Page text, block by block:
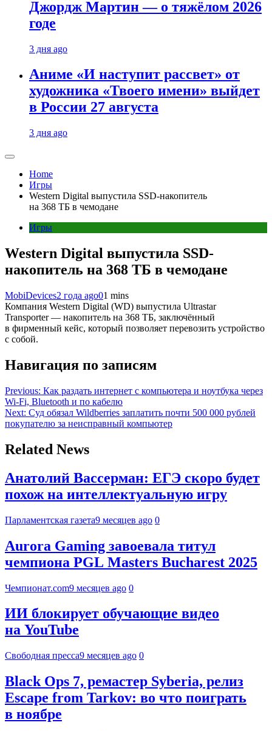
Джордж Мартин — о тяжёлом 2026
годе
3 дня ago
Аниме «И наступит рассвет» от
художника «Твоего имени» выйдет
в России 27 августа
3 дня ago
Home
Игры
Western Digital выпустила SSD-накопитель
на 368 ТБ в чемодане
Игры
Western Digital выпустила SSD-
накопитель на 368 ТБ в чемодане
MobiDevices2 года ago01 mins
Компания Western Digital (WD) выпустила Ultrastar
Transporter — накопитель на 368 ТБ, заключённый
в фирменный кейс, который позволяет перевозить устройство
с собой.
Навигация по записям
Previous: Как раздать интернет с компьютера и ноутбука через
Wi-Fi, Bluetooth и по кабелю
Next: Суд обязал Wildberries заплатить почти 500 000 рублей
покупателю за неисправный компьютер
Related News
Анатолий Вассерман: ЕГЭ скоро будет
похож на интеллектуальную игру
Парламентская газета9 месяцев ago 0
Aurora Gaming завоевала титул
чемпиона PGL Masters Bucharest 2025
Чемпионат.com9 месяцев ago 0
ИИ блокирует обучающие видео
на YouTube
Свободная пресса9 месяцев ago 0
Black Ops 7, ремастер Syberia, релиз
Escape from Tarkov: во что поиграть
в ноябре